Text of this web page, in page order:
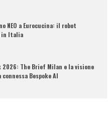
NEO a Eurocucina: il robot
in Italia
2026: The Brief Milan e la visione
Bespoke AI